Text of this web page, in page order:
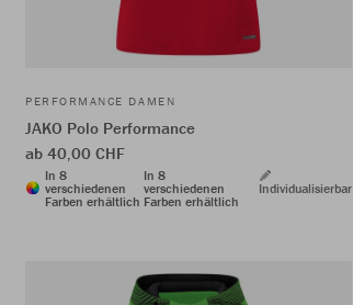
PERFORMANCE DAMEN
JAKO Polo Performance
ab 40,00 CHF
In 8
verschiedenen
Farben erhältlich
In 8
verschiedenen
Farben erhältlich
Individualisierbar